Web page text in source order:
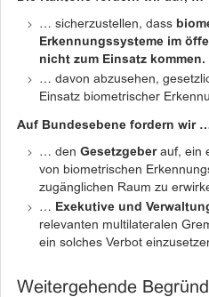
… sicherzustellen, dass
Erkennungssysteme im
nicht zum Einsatz kommen.
… davon abzusehen,
Einsatz biometrischer
Auf Bundesebene fordern wir
… den Gesetzgeberauf, ein
von biometrischen
zugänglichen Raum zu
…
Exekutive und
relevanten multilateralen
ein solches Verbot
Weitergehende